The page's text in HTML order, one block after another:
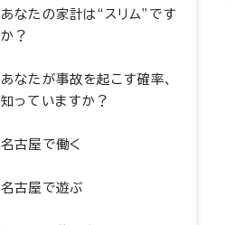
あなたの家計は“スリム”です
か？
あなたが事故を起こす確率、
知っていますか？
名古屋で働く
名古屋で遊ぶ